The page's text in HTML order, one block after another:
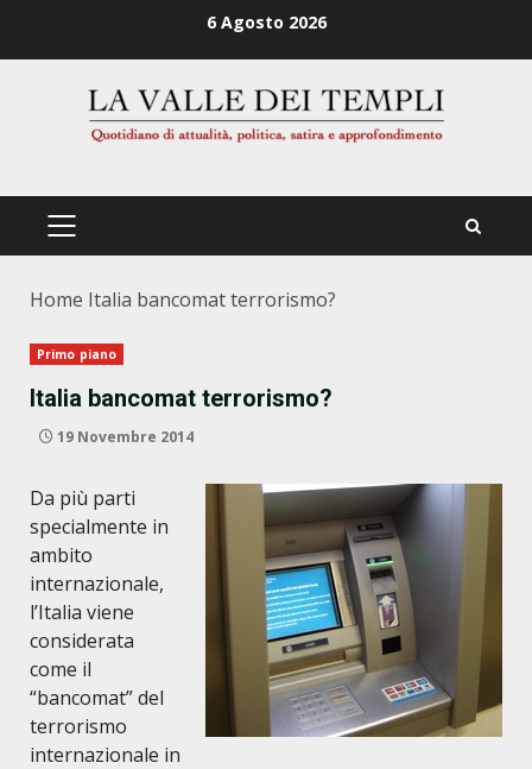
6 Agosto 2026
PRIMÄRES
Home Italia bancomat terrorismo?
Primo piano
Italia bancomat terrorismo?
19 Novembre 2014
Da più parti
specialmente in
ambito
internazionale,
l’Italia viene
considerata
come il
“bancomat” del
terrorismo
internazionale in